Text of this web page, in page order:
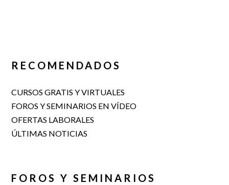
RECOMENDADOS
CURSOS GRATIS Y VIRTUALES
FOROS Y SEMINARIOS EN VÍDEO
OFERTAS LABORALES
ÚLTIMAS NOTICIAS
FOROS Y SEMINARIOS